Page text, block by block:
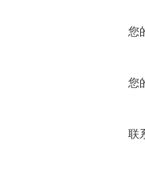
您
您
联